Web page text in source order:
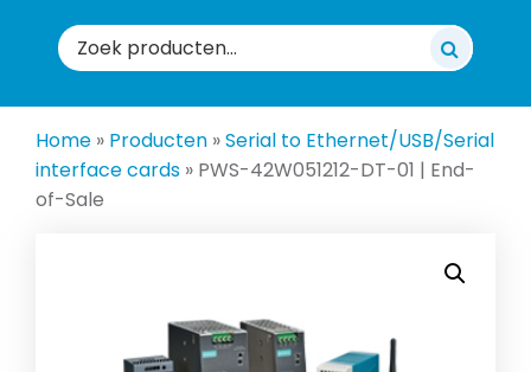
Zoeken
naar:
Home » Producten »Serial to Ethernet/USB/Serial
interface cards » PWS-42W051212-DT-01 | End-
of-Sale